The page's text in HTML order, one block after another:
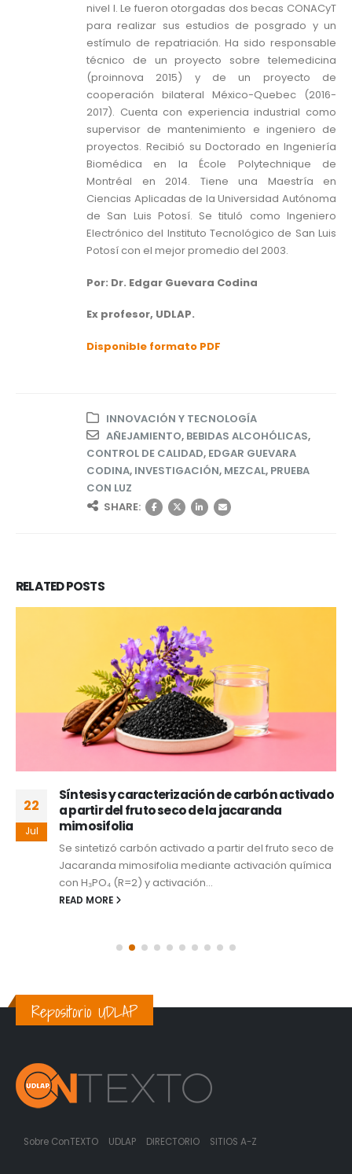
nivel I. Le fueron otorgadas dos becas CONACyT
para realizar sus estudios de posgrado y un
estímulo de repatriación. Ha sido responsable
técnico de un proyecto sobre telemedicina
(proinnova 2015) y de un proyecto de
cooperación bilateral México-Quebec (2016-
2017). Cuenta con experiencia industrial como
supervisor de mantenimiento e ingeniero de
proyectos. Recibió su Doctorado en Ingeniería
Biomédica en la École Polytechnique de
Montréal en 2014. Tiene una Maestría en
Ciencias Aplicadas de la Universidad Autónoma
de San Luis Potosí. Se tituló como Ingeniero
Electrónico del Instituto Tecnológico de San Luis
Potosí con el mejor promedio del 2003.
Por: Dr. Edgar Guevara Codina
Ex profesor, UDLAP.
Disponible formato PDF
INNOVACIÓN Y TECNOLOGÍA
AÑEJAMIENTO, BEBIDAS ALCOHÓLICAS,
CONTROL DE CALIDAD, EDGAR GUEVARA
CODINA, INVESTIGACIÓN, MEZCAL, PRUEBA
CON LUZ
SHARE:
RELATEDPOSTS
22
Jul
Síntesis y caracterización de carbón activado
a partir del fruto seco de la jacaranda
mimosifolia
Se sintetizó carbón activado a partir del fruto seco de
Jacaranda mimosifolia mediante activación química
con H₃PO₄ (R=2) y activación...
READ MORE
Repositorio UDLAP
Sobre ConTEXTO UDLAP DIRECTORIO SITIOS A-Z